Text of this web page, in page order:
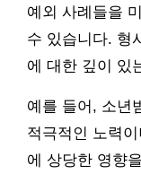
예외 사례들을
수 있습니다. 형
에 대한 깊이 있
예를 들어, 소년
적극적인 노력
에 상당한 영향